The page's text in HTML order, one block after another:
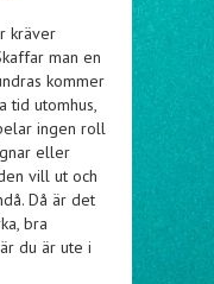
kräver
man en
kommer
tid utomhus,
ingen roll
eller
vill ut och
Då är det
bra
du är ute i